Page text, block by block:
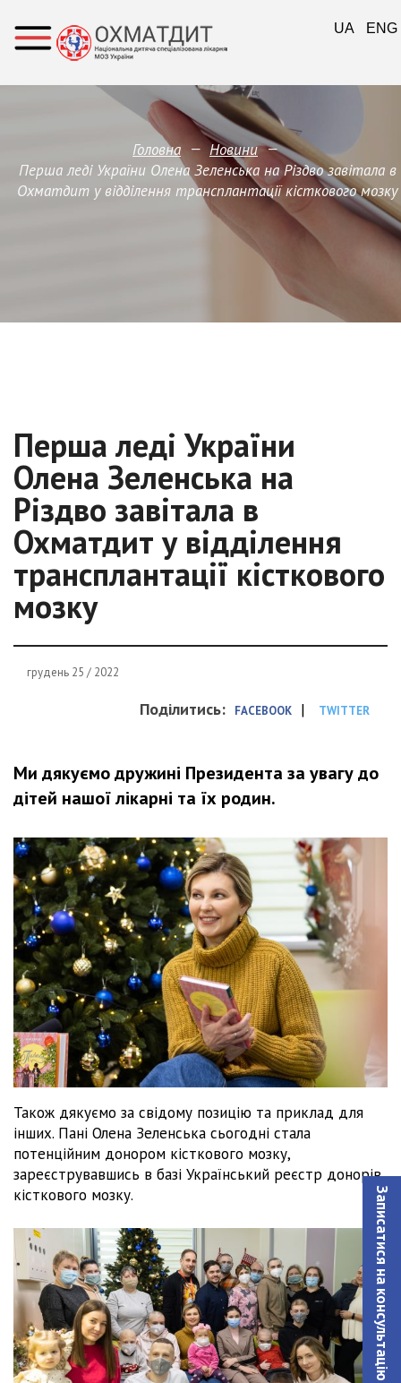
Записатися на консультацiю
Головна — Новини —
Перша леді України Олена Зеленська на Різдво завітала в
Охматдит у відділення трансплантації кісткового мозку
Перша леді України
Олена Зеленська на
Різдво завітала в
Охматдит у відділення
трансплантації кісткового
мозку
грудень 25 / 2022
Поділитись: FACEBOOK | TWITTER
Ми дякуємо дружині Президента за увагу до
дітей нашої лікарні та їх родин.
Також дякуємо за свідому позицію та приклад для
інших. Пані Олена Зеленська сьогодні стала
потенційним донором кісткового мозку,
зареєструвавшись в базі Український реєстр донорів
кісткового мозку.
UA ENG